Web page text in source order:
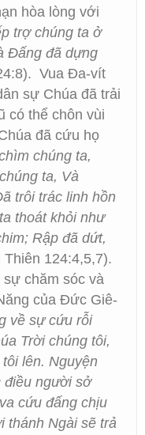
hòa lòng với
trợ chúng ta ở
Đấng đã dựng
Vua Đa-vít
sự Chúa đã trải
có thể chôn vùi
đã cứu họ
chúng ta,
ta, Và
trôi trác linh hồn
thoát khỏi như
Rập đã dứt,
124:4,5,7).
chăm sóc và
của Đức Giê-
về sự cứu rỗi
Trời chúng tôi,
lên. Nguyện
điều người sở
cứu đấng chịu
thánh Ngài sẽ trả